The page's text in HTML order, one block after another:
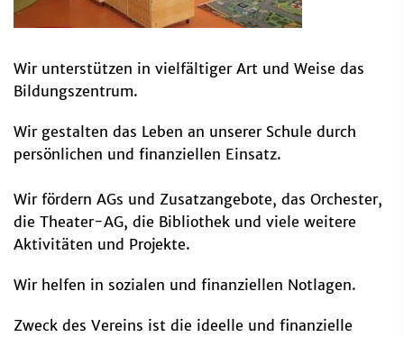
Wir unterstützen in vielfältiger Art und Weise das
Bildungszentrum.
Wir gestalten das Leben an unserer Schule durch
persönlichen und finanziellen Einsatz.
Wir fördern AGs und Zusatzangebote, das Orchester,
die Theater-AG, die Bibliothek und viele weitere
Aktivitäten und Projekte.
Wir helfen in sozialen und finanziellen Notlagen.
Zweck des Vereins ist die ideelle und finanzielle